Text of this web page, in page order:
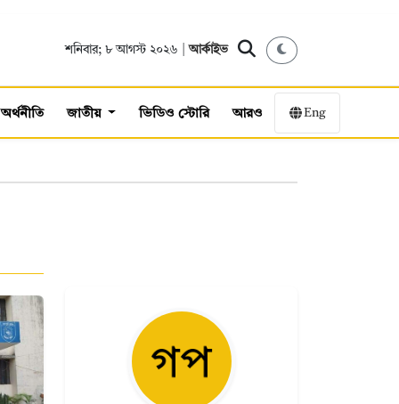
শনিবার; ৮ আগস্ট ২০২৬ |আর্কাইভ
অর্থনীতি জাতীয় ভিডিও স্টোরি আরও Eng